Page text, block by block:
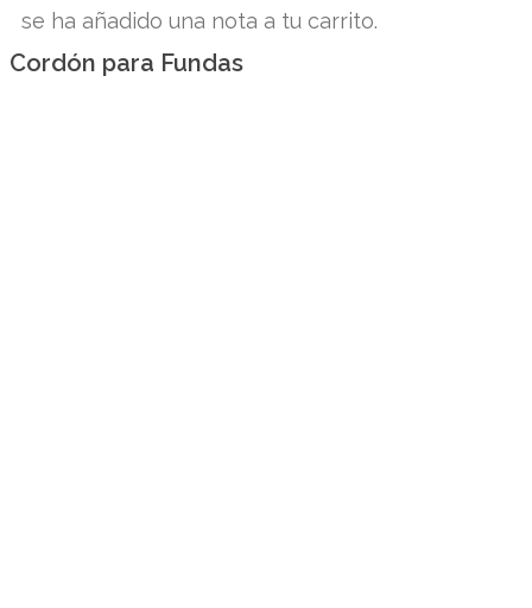
se ha añadido una nota a tu carrito.
Cordón para Fundas